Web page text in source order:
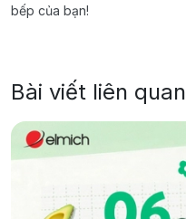
bếp của bạn!
Bài viết liên quan